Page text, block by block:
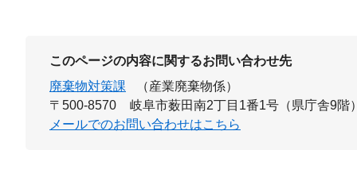
このページの内容に関するお問い合わせ先
廃棄物対策課
（産業廃棄物係）
〒500-8570
岐阜市薮田南2丁目1番1号（県庁舎9階）
メールでのお問い合わせはこちら